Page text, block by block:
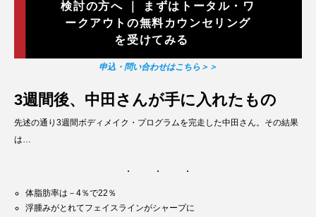
検討の方へ ｜ まずはトータル・ワ
ークアウトの無料カウンセリング
を受けてみる
申込・問い合わせはこちら＞＞
3週間後、中田さんが手に入れたもの
先述の通り3週間ボディメイク・プログラムを完走した中田さん。その結果
は…
体脂肪率は－4％で22％
浮腫みがとれてフェイスラインがシャープに